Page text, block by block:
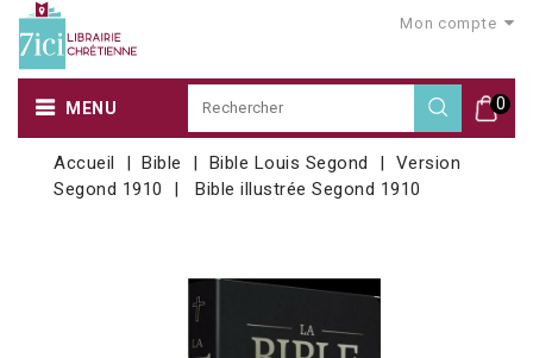
Mon compte
0
MENU
Accueil Bible Bible Louis Segond
Version
Segond 1910
Bible illustrée Segond 1910